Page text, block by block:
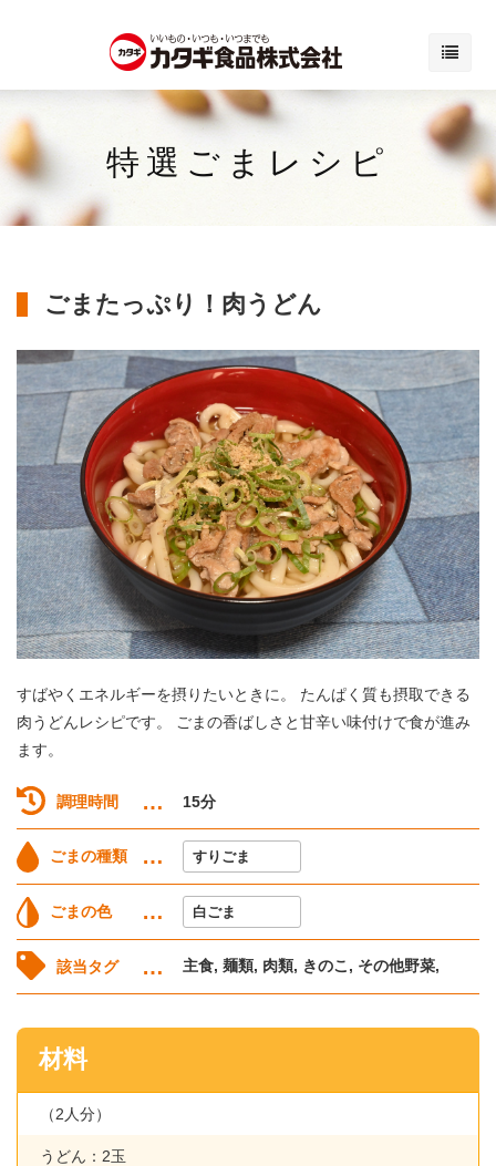
特選ごまレシピ
ごまたっぷり！肉うどん
すばやくエネルギーを摂りたいときに。 たんぱく質も摂取できる
肉うどんレシピです。 ごまの香ばしさと甘辛い味付けで食が進み
ます。
調理時間 15分
ごまの種類 すりごま
ごまの色 白ごま
該当タグ 主食, 麺類, 肉類, きのこ, その他野菜,
材料
（2人分）
うどん：2玉